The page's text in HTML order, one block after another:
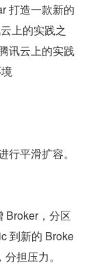
打造一款新的
上的实践之
讯云上的实践
平滑扩容。
Broker，分区
到新的 Broke
担压力。